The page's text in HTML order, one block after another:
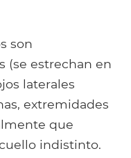
son
(se estrechan en
laterales
extremidades
que
indistinto.